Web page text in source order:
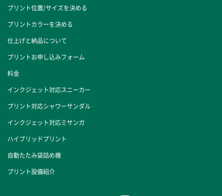
プリント位置/サイズを決める
プリントカラーを決める
仕上げと納品について
プリントお申し込みフォーム
料金
インクジェット対応スニーカー
プリント対応シャワーサンダル
インクジェット対応ミサンガ
ハイブリッドプリント
自動たたみ袋詰め機
プリント設備紹介